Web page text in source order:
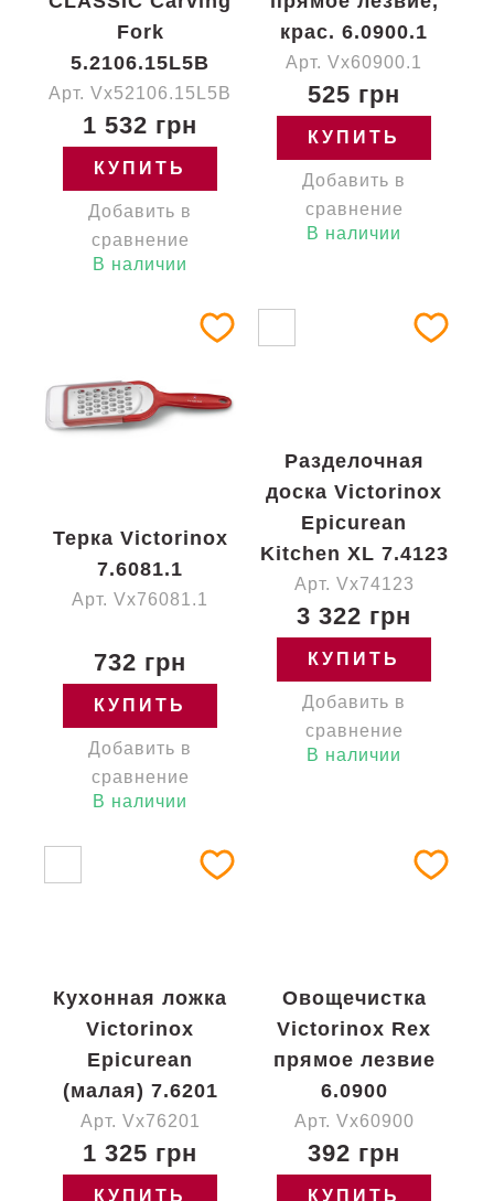
Fork
5.2106.15L5B
Арт. Vx52106.15L5B
1 532 грн
КУПИТЬ
Добавить в
сравнение
В наличии
крас. 6.0900.1
Арт. Vx60900.1
525 грн
КУПИТЬ
Добавить в
сравнение
В наличии
Терка Victorinox
7.6081.1
Арт. Vx76081.1
732 грн
КУПИТЬ
Добавить в
сравнение
В наличии
Разделочная
доска Victorinox
Epicurean
Kitchen XL 7.4123
Арт. Vx74123
3 322 грн
КУПИТЬ
Добавить в
сравнение
В наличии
Кухонная ложка
Victorinox
Epicurean
(малая) 7.6201
Арт. Vx76201
1 325 грн
КУПИТЬ
Овощечистка
Victorinox Rex
прямое лезвие
6.0900
Арт. Vx60900
392 грн
КУПИТЬ